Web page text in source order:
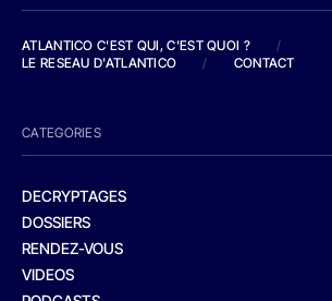
ATLANTICO C'EST QUI, C'EST QUOI ?
/
LE RESEAU D'ATLANTICO
/ CONTACT
CATEGORIES
DECRYPTAGES
DOSSIERS
RENDEZ-VOUS
VIDEOS